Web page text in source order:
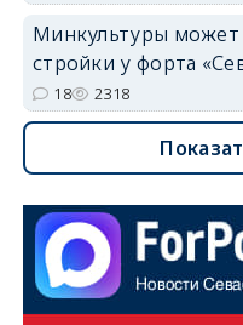
Минкультуры может
стройки у форта
18 2318